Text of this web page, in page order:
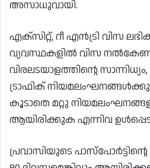
അസാധുവായി.
എക്‌സിറ്റ്, റീ എൻട്രി വിസ
വ്യവസ്ഥകളിൽ വിസ
വിരലടയാളത്തിൻ്റെ
ട്രാഫിക്
കൂടാതെ മറ്റു
ആയിരിക്കുക എന്നിവ
പ്രവാസിയുടെ